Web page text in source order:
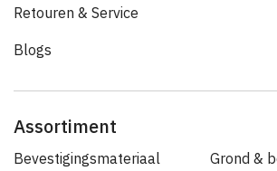
Retouren & Service
Blogs
Assortiment
Bevestigingsmateriaal
Grond &